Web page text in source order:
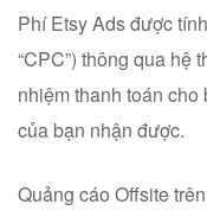
Phí Etsy Ads được
“CPC”) thông qua hệ
nhiệm thanh toán
của bạn nhận được.
Quảng cáo Offsite